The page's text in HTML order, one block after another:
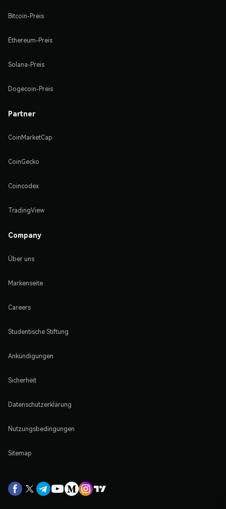
Bitcoin-Preis
Ethereum-Preis
Solana-Preis
Dogecoin-Preis
Partner
CoinMarketCap
CoinGecko
Coincodex
TradingView
Company
Über uns
Markenseite
Careers
Studentische Stiftung
Ankündigungen
Sicherheit
Datenschutzerklärung
Nutzungsbedingungen
Sitemap